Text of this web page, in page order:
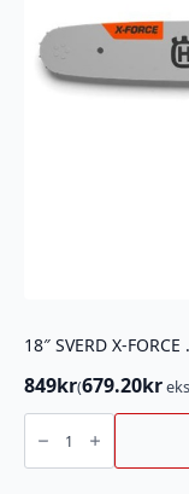
18″ SVERD X-
849kr(679.20kr
18"
SVERD
FORCE